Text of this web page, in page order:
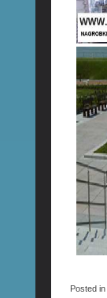
Posted in